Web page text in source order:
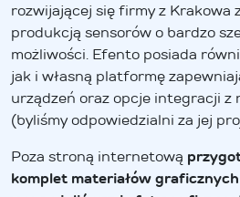
rozwijającej się firmy z Krakowa
produkcją sensorów o bardzo
możliwości. Efento posiada
jak i własną platformę
urządzeń oraz opcje integracji z
(byliśmy odpowiedzialni za jej
Poza stroną internetową
komplet materiałów